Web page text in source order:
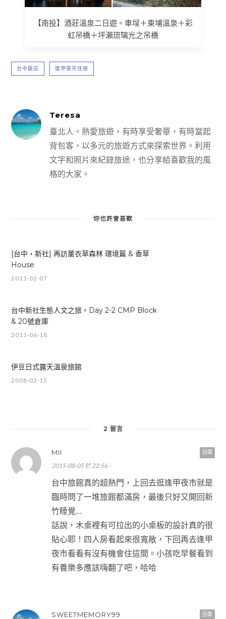
【南投】酒莊溫泉二日遊。車埕＋東埔溫泉＋彩
虹吊橋＋坪瀨琉璃光之吊橋
台中飯店 逢甲夜市住宿
Teresa
臺北人。熱愛旅遊，有時享受奢華，有時當起
背包客，以多元的旅遊方式來探索世界。利用
文字和照片來紀錄旅途，也分享給喜歡我的風
格的大家。
你也許會喜歡
[台中‧新社] 再訪薰衣草森林 環境篇 & 香草
House
2011-02-07
台中新社生態人文之旅。Day 2-2 CMP Block
& 20號倉庫
2011-06-18
伊豆日式露天溫泉旅館
2008-02-15
2 留言
回覆
MII
2015-08-05 於 22:56
台中旅館真的超熱門，上回去逛逢甲夜市就是
臨時問了一堆旅館都滿房，最後只好又開回新
竹睡覺…
話說，木桌裡有可拉出的小桌板的設計真的很
貼心耶！四人房看起來很寬敞，下回再去逢甲
夜市看看有沒有機會住這間。小孩吃早餐看到
有養樂多應該嗨翻了吧，哈哈
回覆
SWEETMEMORY99